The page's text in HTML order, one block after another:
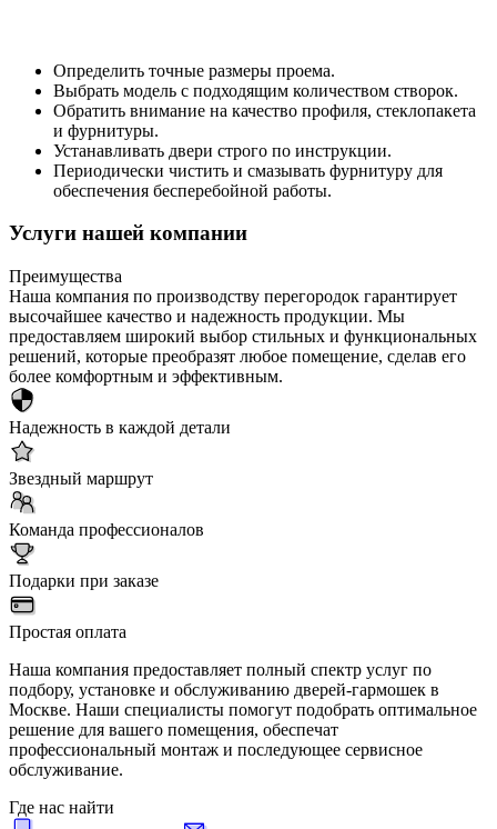
Определить точные размеры проема.
Выбрать модель с подходящим количеством створок.
Обратить внимание на качество профиля, стеклопакета
и фурнитуры.
Устанавливать двери строго по инструкции.
Периодически чистить и смазывать фурнитуру для
обеспечения бесперебойной работы.
Услуги нашей компании
Преимущества
Наша компания по производству перегородок гарантирует
высочайшее качество и надежность продукции. Мы
предоставляем широкий выбор стильных и функциональных
решений, которые преобразят любое помещение, сделав его
более комфортным и эффективным.
Надежность в каждой детали
Звездный маршрут
Команда профессионалов
Подарки при заказе
Простая оплата
Наша компания предоставляет полный спектр услуг по
подбору, установке и обслуживанию дверей-гармошек в
Москве. Наши специалисты помогут подобрать оптимальное
решение для вашего помещения, обеспечат
профессиональный монтаж и последующее сервисное
обслуживание.
Где нас найти